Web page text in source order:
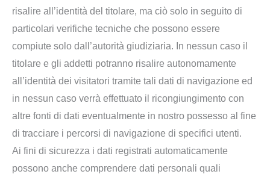
risalire all’identità del titolare, ma ciò solo in seguito di
particolari verifiche tecniche che possono essere
compiute solo dall’autorità giudiziaria. In nessun caso il
titolare e gli addetti potranno risalire autonomamente
all’identità dei visitatori tramite tali dati di navigazione ed
in nessun caso verrà effettuato il ricongiungimento con
altre fonti di dati eventualmente in nostro possesso al fine
di tracciare i percorsi di navigazione di specifici utenti.
Ai fini di sicurezza i dati registrati automaticamente
possono anche comprendere dati personali quali